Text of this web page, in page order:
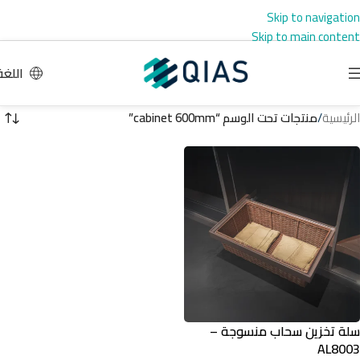
Skip to navigation
Skip to main content
الرئيسية/منتجات تحت الوسم “cabinet 600mm”
سلة تخزين سحاب منسوجة –
AL8003